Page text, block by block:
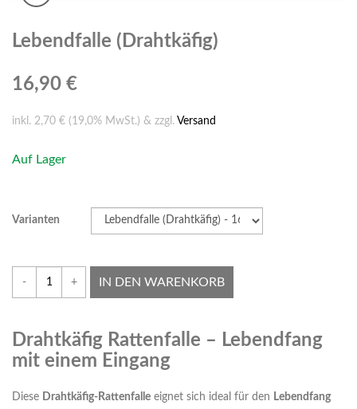
Lebendfalle (Drahtkäfig)
16,90 €
inkl. 2,70 € (19,0% MwSt.) & zzgl. Versand
Auf Lager
Varianten
- + IN DEN WARENKORB
Drahtkäfig Rattenfalle – Lebendfang
mit einem Eingang
Diese Drahtkäfig-Rattenfalle eignet sich ideal für den Lebendfang